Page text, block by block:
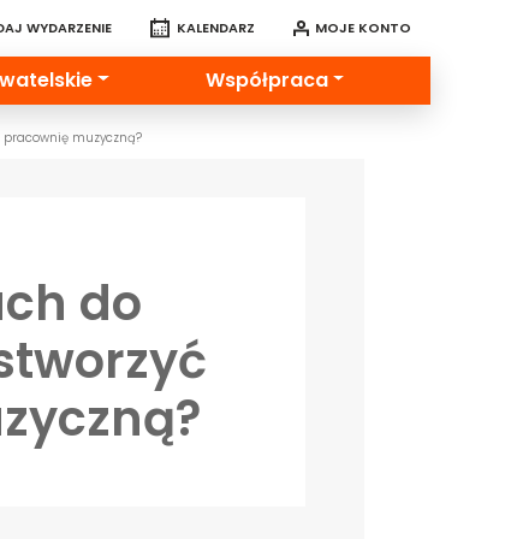
WYDARZENIE KALENDARZ MOJE KONTO
Współpraca
muzyczną?
do